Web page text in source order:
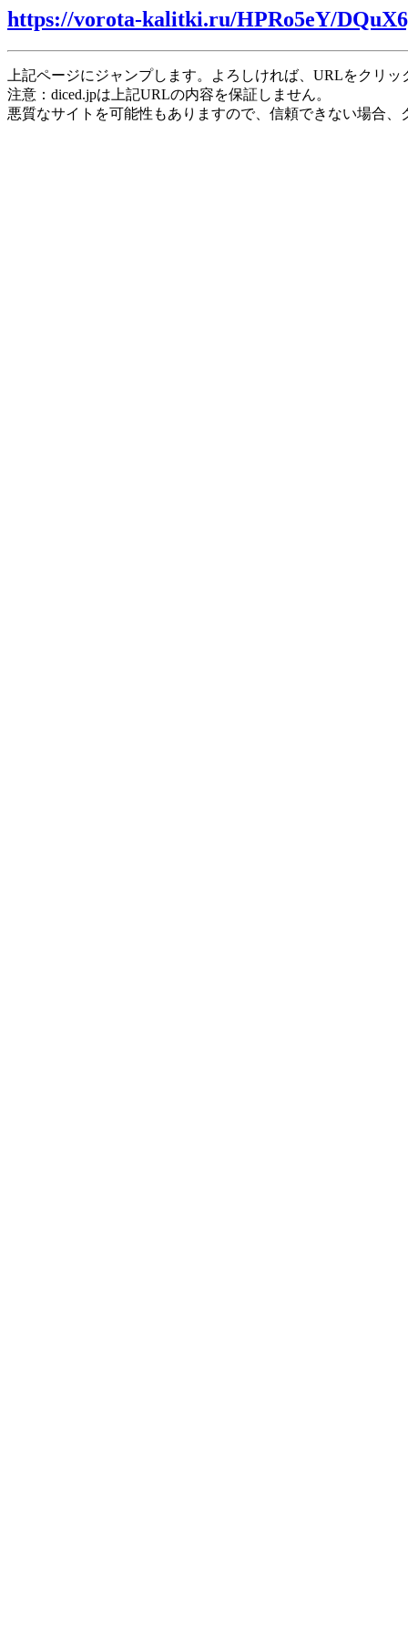
https://vorota-kalitki.ru/HPRo5eY/
上記ページにジャンプします。よろしければ、URLをクリ
注意：diced.jpは上記URLの内容を保証しません。
悪質なサイトを可能性もありますので、信頼できない場合、